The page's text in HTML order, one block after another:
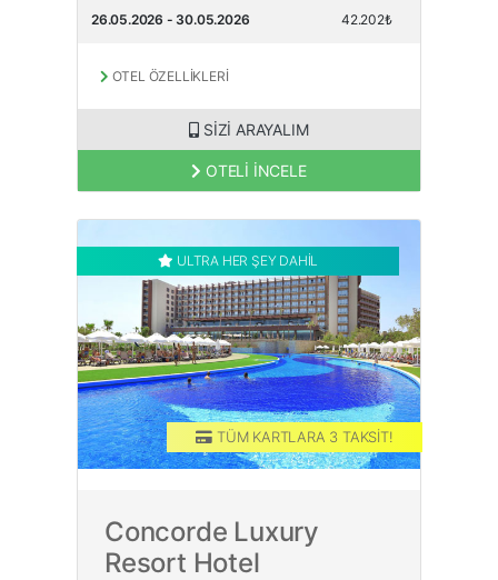
26.05.2026 - 30.05.2026 42.202₺
OTEL ÖZELLİKLERİ
SİZİ ARAYALIM
OTELİ İNCELE
ULTRA HER ŞEY DAHİL
TÜM KARTLARA 3 TAKSİT!
Concorde Luxury
Resort Hotel